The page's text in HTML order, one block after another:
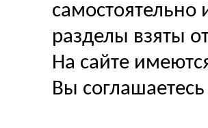
самостоятельно
разделы взяты
На сайте
Вы